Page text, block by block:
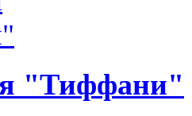
"Тиффани"